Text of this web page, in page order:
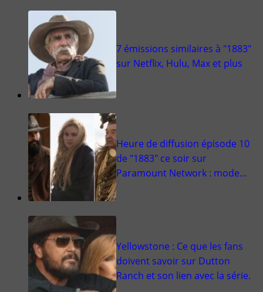
7 émissions similaires à "1883"
sur Netflix, Hulu, Max et plus
Heure de diffusion épisode 10
de "1883" ce soir sur
Paramount Network : mode…
Yellowstone : Ce que les fans
doivent savoir sur Dutton
Ranch et son lien avec la série.